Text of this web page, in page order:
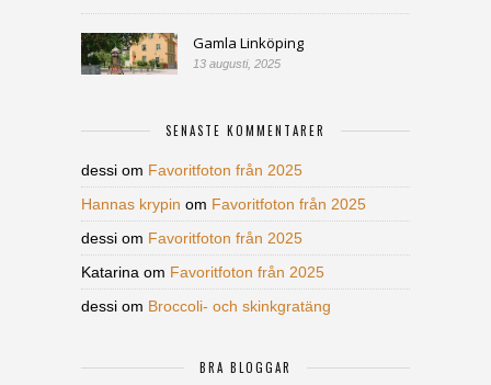
Gamla Linköping
13 augusti, 2025
SENASTE KOMMENTARER
dessi om Favoritfoton från 2025
Hannas krypin om Favoritfoton från 2025
dessi om Favoritfoton från 2025
Katarina om Favoritfoton från 2025
dessi om Broccoli- och skinkgratäng
BRA BLOGGAR